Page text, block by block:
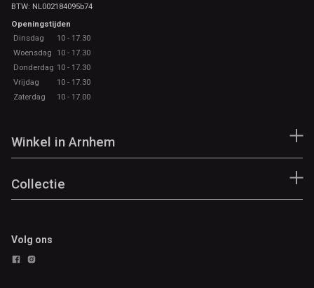
BTW: NL002184095b74
Openingstijden
Dinsdag
10 - 17.30
Woensdag
10 - 17.30
Donderdag 10 - 17.30
Vrijdag
10 - 17.30
Zaterdag
10 - 17.00
Winkel in Arnhem
Collectie
Volg ons